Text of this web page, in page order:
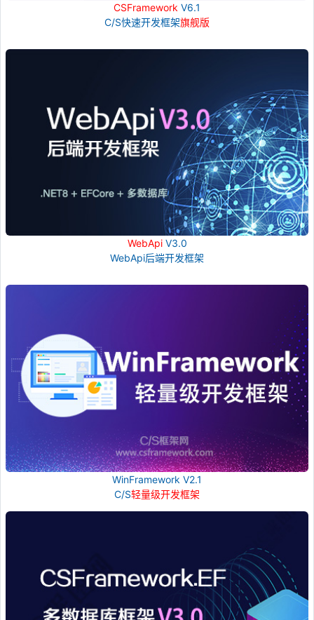
CSFramework V6.1
C/S快速开发框架旗舰版
WebApiV3.0
WebApi后端开发框架
WinFramework V2.1
C/S轻量级开发框架